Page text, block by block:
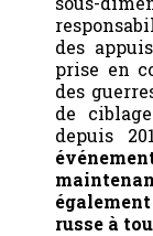
des
prise en
des
de
depuis
russe à